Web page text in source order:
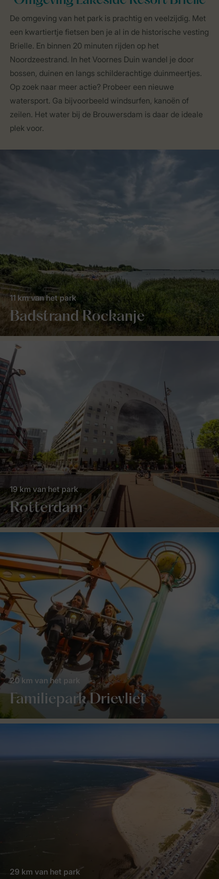
De omgeving van het park is prachtig en veelzijdig. Met
een kwartiertje fietsen ben je al in de historische vesting
Brielle. En binnen 20 minuten rijden op het
Noordzeestrand. In het Voornes Duin wandel je door
bossen, duinen en langs schilderachtige duinmeertjes.
Op zoek naar meer actie? Probeer een nieuwe
watersport. Ga bijvoorbeeld windsurfen, kanoën of
zeilen. Het water bij de Brouwersdam is daar de ideale
plek voor.
Badstrand Rockanje
11 km van het park
Rotterdam
19 km van het park
Familiepark Drievliet
20 km van het park
29 km van het park